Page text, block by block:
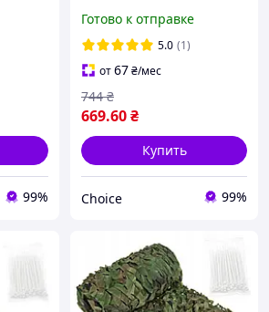
99%
стяжек
Готово к отправке
5.0 (1)
от67₴/мес
669.60₴
744 ₴
Купить
Choice 99%